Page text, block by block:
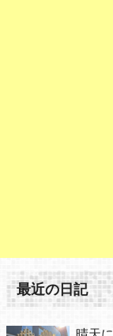
最近の日記